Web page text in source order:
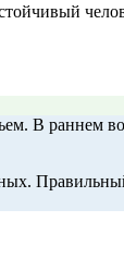
В раннем